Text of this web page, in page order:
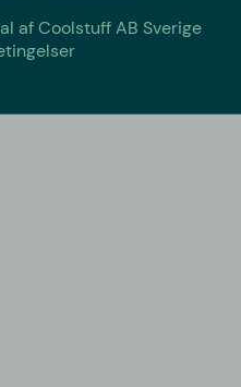
af Coolstuff AB Sverige